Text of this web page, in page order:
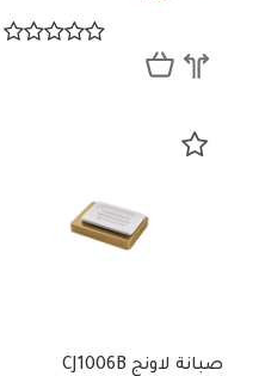
صبانة لاونج CJ1006B